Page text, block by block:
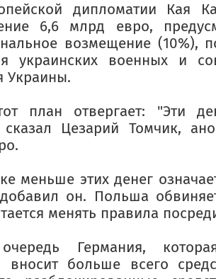
дипломатии Кая
6,6 млрд евро,
возмещение (10%),
украинских военных и
Украины.
план отвергает: "Эти
Цезарий Томчик,
меньше этих денег
он. Польша
менять правила
Германия,
вносит больше всего